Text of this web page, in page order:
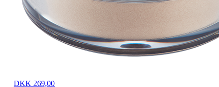
DKK 269,00